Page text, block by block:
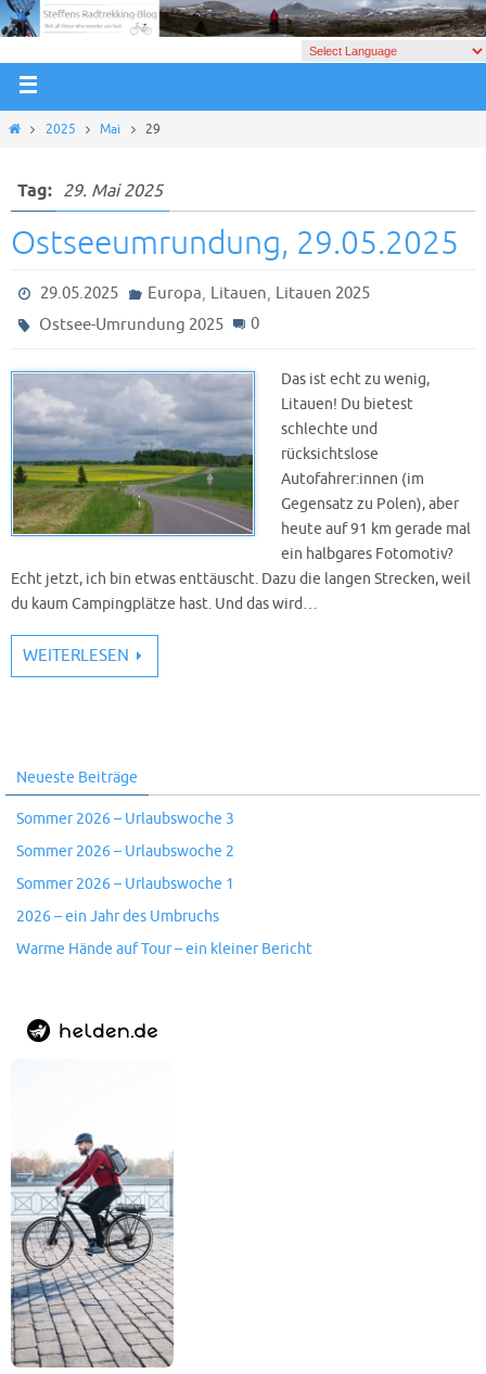
2025 Mai 29
Tag: 29. Mai 2025
Ostseeumrundung, 29.05.2025
29.05.2025 Europa, Litauen, Litauen 2025
Ostsee-Umrundung 2025
0
Das ist echt zu wenig,
Litauen! Du bietest
schlechte und
rücksichtslose
Autofahrer:innen (im
Gegensatz zu Polen), aber
heute auf 91 km gerade mal
ein halbgares Fotomotiv?
Echt jetzt, ich bin etwas enttäuscht. Dazu die langen Strecken, weil
du kaum Campingplätze hast. Und das wird…
WEITERLESEN
Neueste Beiträge
Sommer 2026 – Urlaubswoche 3
Sommer 2026 – Urlaubswoche 2
Sommer 2026 – Urlaubswoche 1
2026 – ein Jahr des Umbruchs
Warme Hände auf Tour – ein kleiner Bericht